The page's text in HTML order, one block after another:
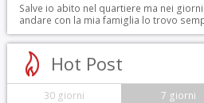
Salve io abito nel quartiere ma nei
andare con la mia famiglia lo trovo
Hot Post
30 giorni 7 giorni